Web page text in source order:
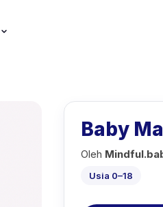
Baby
Oleh
Usia 0–18